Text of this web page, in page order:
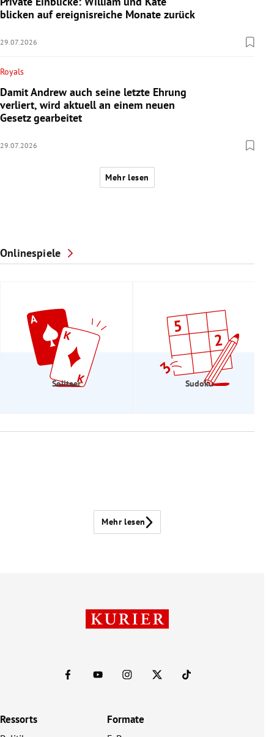
blicken auf ereignisreiche Monate zurück
29.07.2026
Royals
Damit Andrew auch seine letzte Ehrung
verliert, wird aktuell an einem neuen
Gesetz gearbeitet
29.07.2026
Mehr lesen
Onlinespiele
Solitaer Sudoku
Mehr lesen
Ressorts Formate